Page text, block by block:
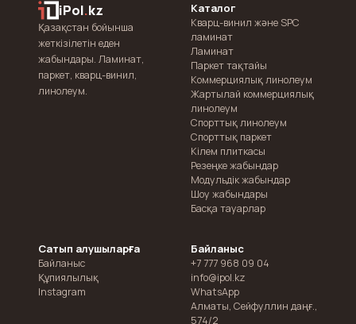
iPol.kz
Қазақстан бойынша
жеткізілетін еден
жабындары. Ламинат,
паркет, кварц-винил,
линолеум.
Каталог
Кварц-винил және SPC
ламинат
Ламинат
Паркет тақтайы
Коммерциялық линолеум
Жартылай коммерциялық
линолеум
Спорттық линолеум
Спорттық паркет
Кілем плиткасы
Резеңке жабындар
Модульдік жабындар
Шоу жабындары
Басқа тауарлар
Сатып алушыларға
Байланыс
Құпиялылық
Instagram
Байланыс
+7 777 968 09 04
info@ipol.kz
WhatsApp
Алматы, Сейфуллин даңғ.,
574/2